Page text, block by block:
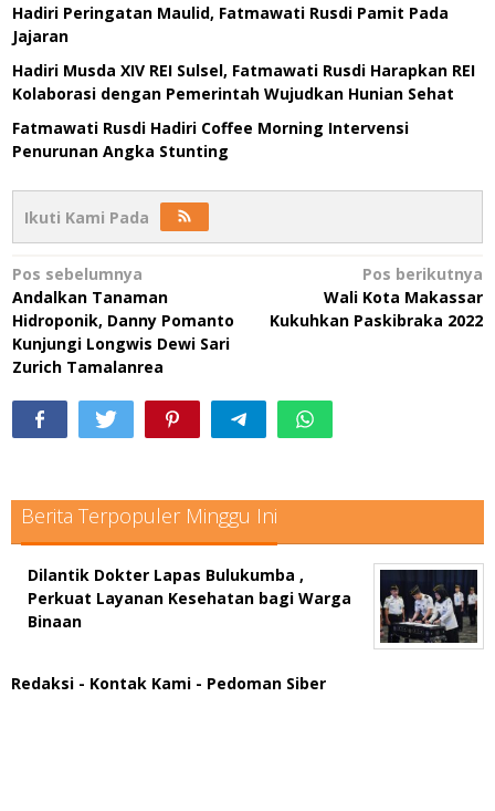
Hadiri Peringatan Maulid, Fatmawati Rusdi Pamit Pada
Jajaran
Hadiri Musda XIV REI Sulsel, Fatmawati Rusdi Harapkan REI
Kolaborasi dengan Pemerintah Wujudkan Hunian Sehat
Fatmawati Rusdi Hadiri Coffee Morning Intervensi
Penurunan Angka Stunting
Ikuti Kami Pada
Navigasi
pos
Pos sebelumnya
Andalkan Tanaman
Hidroponik, Danny Pomanto
Kunjungi Longwis Dewi Sari
Zurich Tamalanrea
Pos berikutnya
Wali Kota Makassar
Kukuhkan Paskibraka 2022
Berita Terpopuler Minggu Ini
Dilantik Dokter Lapas Bulukumba ,
Perkuat Layanan Kesehatan bagi Warga
Binaan
Redaksi - Kontak Kami - Pedoman Siber